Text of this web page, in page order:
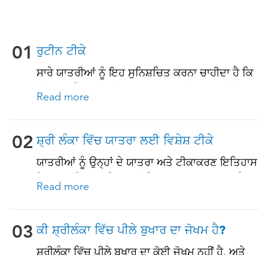
01 ਰੁਟੀਨ ਟੀਕੇ
ਸਾਰੇ ਯਾਤਰੀਆਂ ਨੂੰ ਇਹ ਸੁਨਿਸ਼ਚਿਤ ਕਰਨਾ ਚਾਹੀਦਾ ਹੈ ਕਿ
ਉਹ ਆਪਣੇ ਰੁਟੀਨ ਟੀਕਾਕਰਨ ਨਾਲ ਨਵੀਨਤਮ ਹਨ ਇਹਨਾਂ
(ਵੈਰੀਸੇਲਾ) • ਟੈਟਨਸ-ਡਿਫਥੀਰੀਆ-ਪਰਟੂਸਿਸ • ਮੀਜ਼ਲ-
ਮੰਪਸ-ਰੂਬੇਲਾ (ਐਮਐਮਆਰ) • ਨਿਊਮੋਕੋਕਲ (65 ਸਾਲ ਅਤੇ
ਇਸ ਤੋਂ ਵੱਧ ਉਮਰ ਦੇ ਬਾਲਗਾਂ ਲਈ, ਅਤੇ ਸਾਰੇ ਬਾਲਗਾਂ ਲਈ
ਪੁਰਾਣੀਆਂ ਬਿਮਾਰੀਆਂ ਜਾਂ ਇਮਯੂਨੋਕਮਪ੍ਰੋਮਸ ਸਥਿਤੀਆਂ
ਵਾਲੇ)
Read more
02 ਸ਼੍ਰੀ ਲੰਕਾ ਵਿੱਚ ਯਾਤਰਾ ਲਈ ਵਿਸ਼ੇਸ਼ ਟੀਕੇ
ਯਾਤਰੀਆਂ ਨੂੰ ਉਨ੍ਹਾਂ ਦੇ ਯਾਤਰਾ ਅਤੇ ਟੀਕਾਕਰਣ ਇਤਿਹਾਸ
ਦੇ ਅਧਾਰ ਤੇ, ਇਸ ਦੇਸ਼ ਲਈ ਤਿਆਰ ਯਾਤਰਾ ਨਾਲ ਸਬੰਧਤ
Read more
03 ਕੀ ਸ਼੍ਰੀਲੰਕਾ ਵਿੱਚ ਪੀਲੇ ਬੁਖਾਰ ਦਾ ਜੋਖਮ ਹੈ?
ਸ਼੍ਰੀਲੰਕਾ ਵਿੱਚ ਪੀਲੇ ਬੁਖਾਰ ਦਾ ਕੋਈ ਜੋਖਮ ਨਹੀਂ ਹੈ, ਅਤੇ